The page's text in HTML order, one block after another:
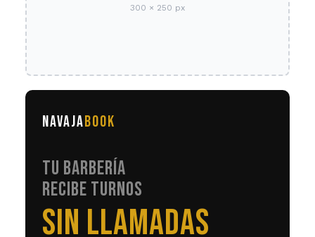
300 × 250 px
NAVAJABOOK
TU BARBERÍA
RECIBE TURNOS
EN AUTOMÁTICO